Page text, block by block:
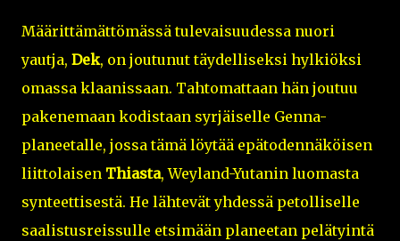
Määrittämättömässä tulevaisuudessa nuori
yautja, Dek, on joutunut täydelliseksi hylkiöksi
omassa klaanissaan. Tahtomattaan hän joutuu
pakenemaan kodistaan syrjäiselle Genna-
planeetalle, jossa tämä löytää epätodennäköisen
liittolaisen Thiasta, Weyland-Yutanin luomasta
synteettisestä. He lähtevät yhdessä petolliselle
saalistusreissulle etsimään planeetan pelätyintä